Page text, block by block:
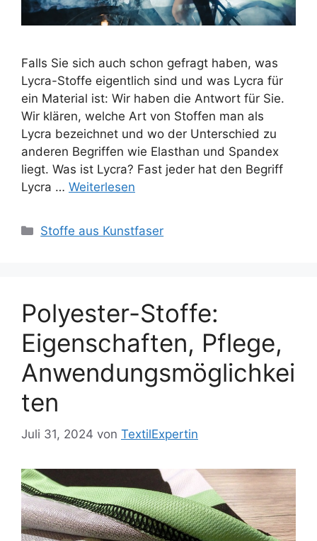
Falls Sie sich auch schon gefragt haben, was
Lycra-Stoffe eigentlich sind und was Lycra für
ein Material ist: Wir haben die Antwort für Sie.
Wir klären, welche Art von Stoffen man als
Lycra bezeichnet und wo der Unterschied zu
anderen Begriffen wie Elasthan und Spandex
liegt. Was ist Lycra? Fast jeder hat den Begriff
Lycra … Weiterlesen
Kategorien
Stoffe aus Kunstfaser
Polyester-Stoffe:
Eigenschaften, Pflege,
Anwendungsmöglichkei
ten
Juli 31, 2024 von TextilExpertin